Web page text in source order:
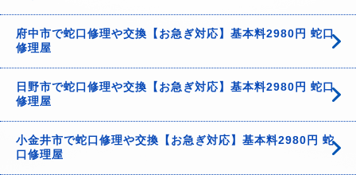
府中市で蛇口修理や交換【お急ぎ対応】基本料2980円 蛇口
修理屋
日野市で蛇口修理や交換【お急ぎ対応】基本料2980円 蛇口
修理屋
小金井市で蛇口修理や交換【お急ぎ対応】基本料2980円 蛇
口修理屋